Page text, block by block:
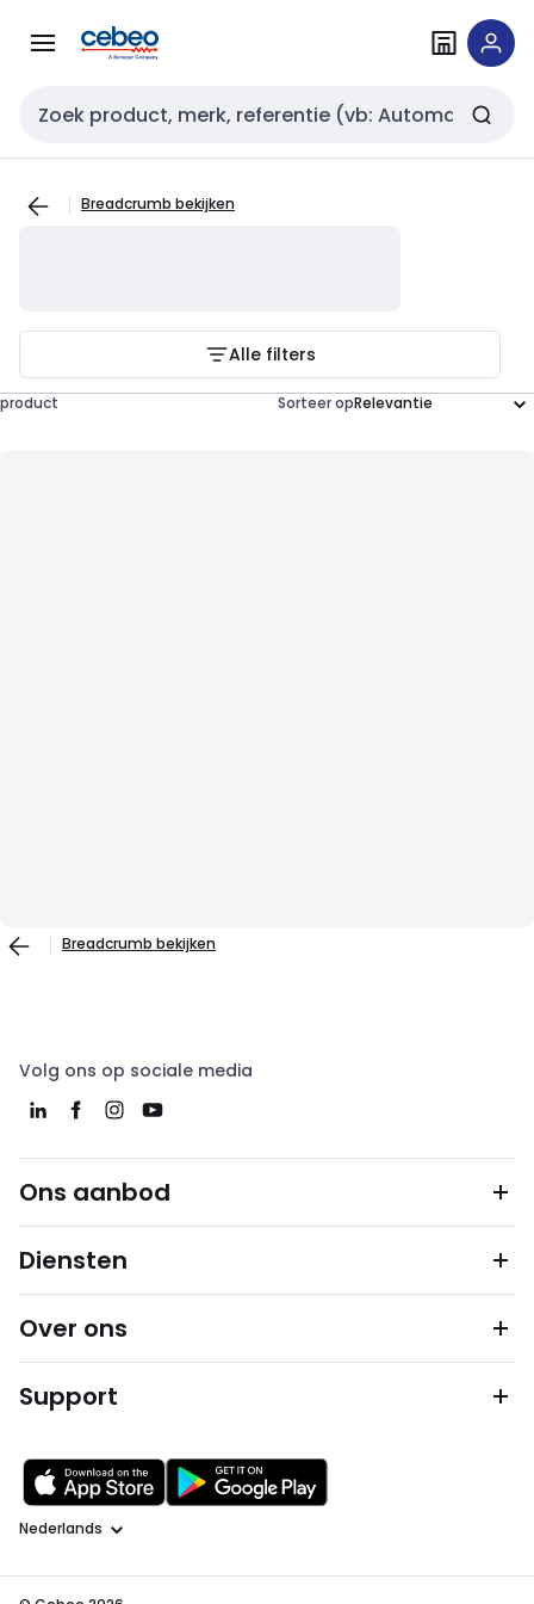
naar
naar
Zoekveld invoer
Breadcrumb bekijken
Alle filters
product Sorteer op
Breadcrumb bekijken
Volg ons op sociale media
Ons aanbod
Diensten
Over ons
Support
Taal